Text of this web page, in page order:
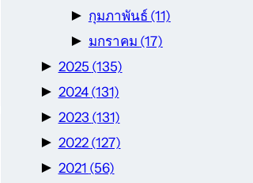
► กุมภาพันธ์ (11)
► มกราคม (17)
► 2025 (135)
► 2024 (131)
► 2023 (131)
► 2022 (127)
► 2021 (56)